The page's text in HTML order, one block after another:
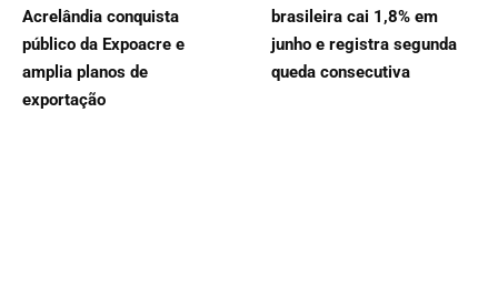
Acrelândia conquista
público da Expoacre e
amplia planos de
exportação
brasileira cai 1,8% em
junho e registra segunda
queda consecutiva